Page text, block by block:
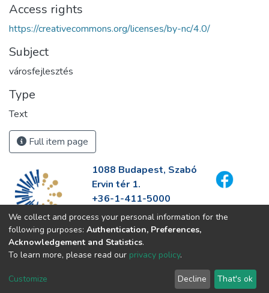
Access rights
https://creativecommons.org/licenses/by-nc/4.0/
Subject
városfejlesztés
Type
Text
Full item page
1088 Budapest, Szabó
Ervin tér 1.
+36-1-411-5000
info@fszek.hu
https://fszek.hu
We collect and process your personal information for the
following purposes: Authentication, Preferences,
Acknowledgement and Statistics.
To learn more, please read our privacy policy.
Customize Decline That's ok